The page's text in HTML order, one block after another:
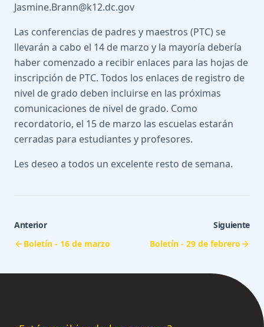
Jasmine.Brann@k12.dc.gov
Las conferencias de padres y maestros (PTC) se
llevarán a cabo el 14 de marzo y la mayoría debería
haber comenzado a recibir enlaces para las hojas de
inscripción de PTC. Todos los enlaces de registro de
nivel de grado deben incluirse en las próximas
comunicaciones de nivel de grado. Como
recordatorio, el 15 de marzo las escuelas estarán
cerradas para estudiantes y profesores.
Les deseo a todos un excelente resto de semana.
Anterior
Boletín - 16 de marzo
Siguiente
Boletín - 29 de febrero